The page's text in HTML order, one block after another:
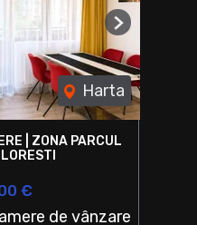
Harta
Next
| ZONA PARCUL
€
de vânzare